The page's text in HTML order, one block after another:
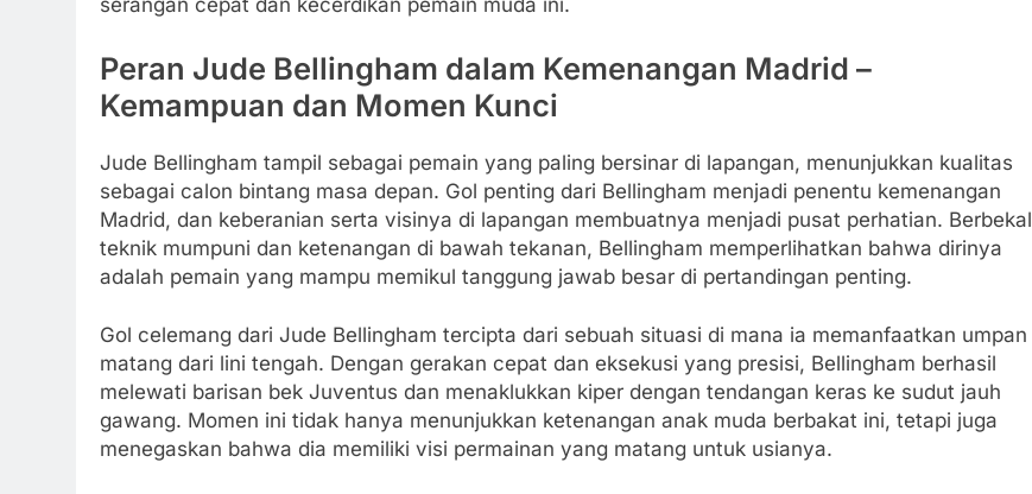
serangan cepat dan kecerdikan pemain muda ini.
Peran Jude Bellingham dalam Kemenangan Madrid –
Kemampuan dan Momen Kunci
Jude Bellingham tampil sebagai pemain yang paling bersinar di lapangan, menunjukkan kualitas
sebagai calon bintang masa depan. Gol penting dari Bellingham menjadi penentu kemenangan
Madrid, dan keberanian serta visinya di lapangan membuatnya menjadi pusat perhatian. Berbekal
teknik mumpuni dan ketenangan di bawah tekanan, Bellingham memperlihatkan bahwa dirinya
adalah pemain yang mampu memikul tanggung jawab besar di pertandingan penting.
Gol celemang dari Jude Bellingham tercipta dari sebuah situasi di mana ia memanfaatkan umpan
matang dari lini tengah. Dengan gerakan cepat dan eksekusi yang presisi, Bellingham berhasil
melewati barisan bek Juventus dan menaklukkan kiper dengan tendangan keras ke sudut jauh
gawang. Momen ini tidak hanya menunjukkan ketenangan anak muda berbakat ini, tetapi juga
menegaskan bahwa dia memiliki visi permainan yang matang untuk usianya.